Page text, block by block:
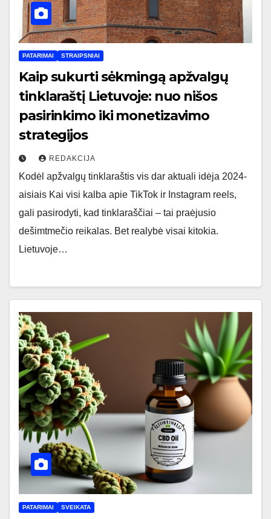
PATARIMAI STRAIPSNIAI
Kaip sukurti sėkmingą apžvalgų
tinklaraštį Lietuvoje: nuo nišos
pasirinkimo iki monetizavimo
strategijos
REDAKCIJA
Kodėl apžvalgų tinklaraštis vis dar aktuali idėja 2024-
aisiais Kai visi kalba apie TikTok ir Instagram reels,
gali pasirodyti, kad tinklaraščiai – tai praėjusio
dešimtmečio reikalas. Bet realybė visai kitokia.
Lietuvoje…
PATARIMAI SVEIKATA